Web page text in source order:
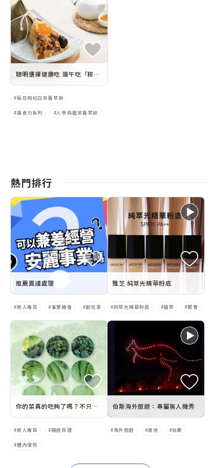
聰明選擇健康吃 端午吃「粽」不吃「重」
菊花枸杞白茶菁萃飲
真食力系列 人參烏龍茶菁萃飲
熱門排行
推薦異議處理
新人專區 事業機會 創玩家
雅芝 純萃光精華粉底
純萃光精華粉底 植萃 緊實
你的菜真的吃夠了嗎？不只是便秘，連心情也與膳食纖維有關！
新人專區 腸道保健
體內環保
伯斯海外旅遊：專屬無人機秀
海外旅遊 澳洲 伯斯